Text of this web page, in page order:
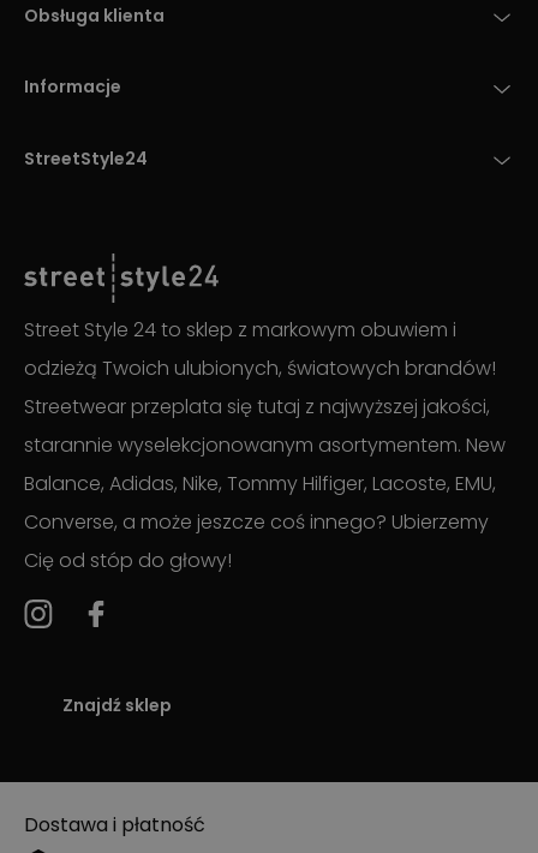
Obsługa klienta
Informacje
StreetStyle24
Street Style 24 to sklep z markowym obuwiem i
odzieżą Twoich ulubionych, światowych brandów!
Streetwear przeplata się tutaj z najwyższej jakości,
starannie wyselekcjonowanym asortymentem. New
Balance, Adidas, Nike, Tommy Hilfiger, Lacoste, EMU,
Converse, a może jeszcze coś innego? Ubierzemy
Cię od stóp do głowy!
Znajdź sklep
Dostawa i płatność